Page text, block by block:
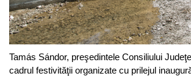
Tamás Sándor, preşedintele Consiliului
cadrul festivităţii organizate cu prilejul